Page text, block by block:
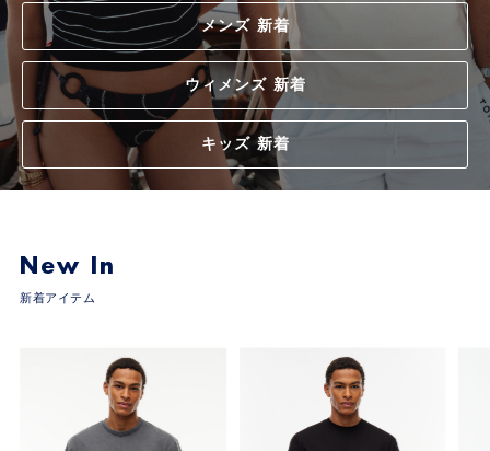
ログイン/会員登録
お気に入り一覧
店舗検索
ログイン/会員登録
お気に入り一覧
店舗検索
ワンピース
ジャケット＆アウター
パンツ＆ジーンズ
スカート
ウォッチ＆ジュエリー
アンダーウェア＆ソックス
ファッションアイテム
ログイン/会員登録
お気に入り一覧
店舗検索
ジャケット＆アウター
スーツ
パンツ＆ジーンズ
スカーフ＆グローブ
ウォッチ
アンダーウェア＆ソックス
ファッションアイテム
ログイン/会員登録
お気に入り一覧
店舗検索
ログイン/会員登録
お気に入り一覧
店舗検索
バッグ
キャップ＆ハット
ファッションアイテム
ファッションアイテム
お気に入り一覧
店舗検索
ゴルフアクセサリー
お気に入り一覧
店舗検索
店舗検索
スペシャルギフト(¥20,001～)
スペシャルギフト(¥20,001～)
スペシャルギフト(¥20,001～)
メンズ 新着
ウィメンズ 新着
キッズ 新着
New In
新着アイテム